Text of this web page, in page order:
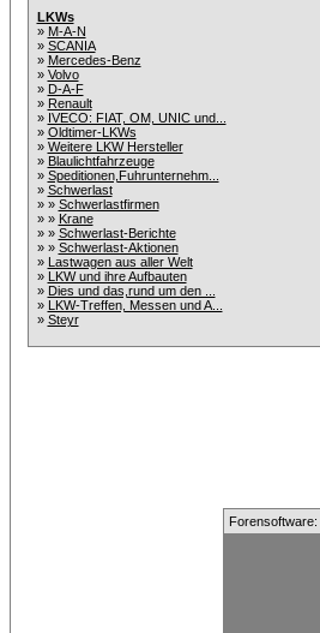
LKWs
» M-A-N
» SCANIA
» Mercedes-Benz
» Volvo
» D-A-F
» Renault
» IVECO: FIAT, OM, UNIC und...
» Oldtimer-LKWs
» Weitere LKW Hersteller
» Blaulichtfahrzeuge
» Speditionen,Fuhrunternehm...
» Schwerlast
» » Schwerlastfirmen
» » Krane
» » Schwerlast-Berichte
» » Schwerlast-Aktionen
» Lastwagen aus aller Welt
» LKW und ihre Aufbauten
» Dies und das,rund um den ...
» LKW-Treffen, Messen und A...
» Steyr
Forensoftware: